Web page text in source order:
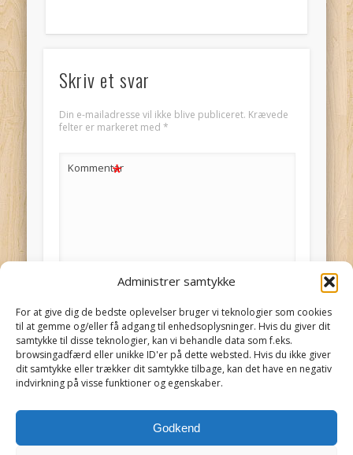
Administrer samtykke
For at give dig de bedste oplevelser bruger vi teknologier som cookies
til at gemme og/eller få adgang til enhedsoplysninger. Hvis du giver dit
samtykke til disse teknologier, kan vi behandle data som f.eks.
browsingadfærd eller unikke ID'er på dette websted. Hvis du ikke giver
dit samtykke eller trækker dit samtykke tilbage, kan det have en negativ
indvirkning på visse funktioner og egenskaber.
Godkend
Skriv et svar
Din e-mailadresse vil ikke blive publiceret. Krævede
felter er markeret med *
Kommentar
*
Navn *
E-mail *
Giv mig besked ved andre kommentarer
kommentere.